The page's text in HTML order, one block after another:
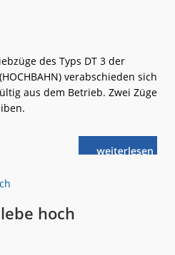
des Typs DT 3 der
verabschieden sich
aus dem Betrieb. Zwei Züge
weiterlese
nHOCHBAHN:
hoch